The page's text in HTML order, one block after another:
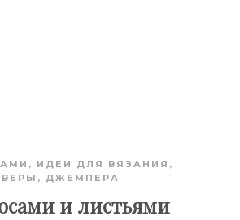
, ИДЕИ ДЛЯ ВЯЗАНИЯ ,
ДЖЕМПЕРА
и листьями